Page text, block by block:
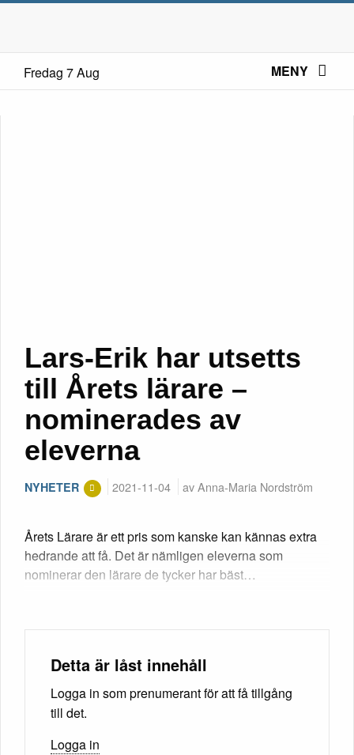
Fredag 7 Aug MENY
Lars-Erik har utsetts
till Årets lärare –
nominerades av
eleverna
NYHETER 2021-11-04 av Anna-Maria Nordström
Årets Lärare är ett pris som kanske kan kännas extra
hedrande att få. Det är nämligen eleverna som
nominerar den lärare de tycker har bäst…
Detta är låst innehåll
Logga in som prenumerant för att få tillgång
till det.
Logga in